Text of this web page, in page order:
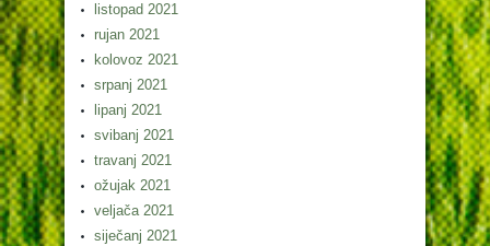
listopad 2021
rujan 2021
kolovoz 2021
srpanj 2021
lipanj 2021
svibanj 2021
travanj 2021
ožujak 2021
veljača 2021
siječanj 2021